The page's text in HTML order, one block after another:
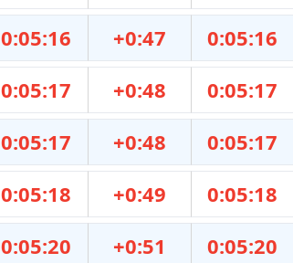
0:05:16 +0:47 0:05:16
0:05:17 +0:48 0:05:17
0:05:17 +0:48 0:05:17
0:05:18 +0:49 0:05:18
0:05:20 +0:51 0:05:20